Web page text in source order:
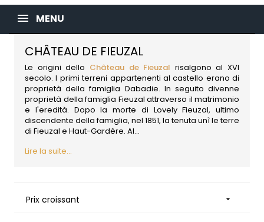
MENU
CHÂTEAU DE FIEUZAL
Le origini dello Château de Fieuzal risalgono al XVI
secolo. I primi terreni appartenenti al castello erano di
proprietà della famiglia Dabadie. In seguito divenne
proprietà della famiglia Fieuzal attraverso il matrimonio
e l'eredità. Dopo la morte di Lovely Fieuzal, ultimo
discendente della famiglia, nel 1851, la tenuta unì le terre
di Fieuzal e Haut-Gardère. Al...
Lire la suite...
Prix croissant 